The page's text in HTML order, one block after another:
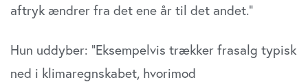
aftryk ændrer fra det ene år til det andet.”
Hun uddyber: ”Eksempelvis trækker frasalg typisk
ned i klimaregnskabet, hvorimod